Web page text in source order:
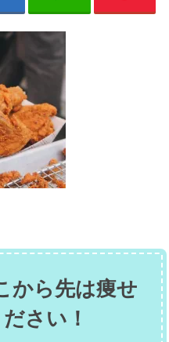
から先は痩せ
さい！